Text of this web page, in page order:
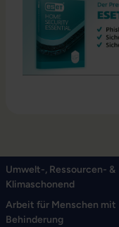
Umwelt-, Ressourcen- &
Klimaschonend
Arbeit für Menschen mit
Behinderung